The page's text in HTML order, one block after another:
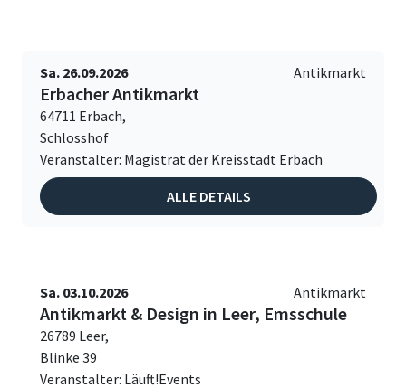
Sa. 26.09.2026 Antikmarkt
Erbacher Antikmarkt
64711 Erbach,
Schlosshof
Veranstalter: Magistrat der Kreisstadt Erbach
ALLE DETAILS
Sa. 03.10.2026 Antikmarkt
Antikmarkt & Design in Leer, Emsschule
26789 Leer,
Blinke 39
Veranstalter: Läuft!Events